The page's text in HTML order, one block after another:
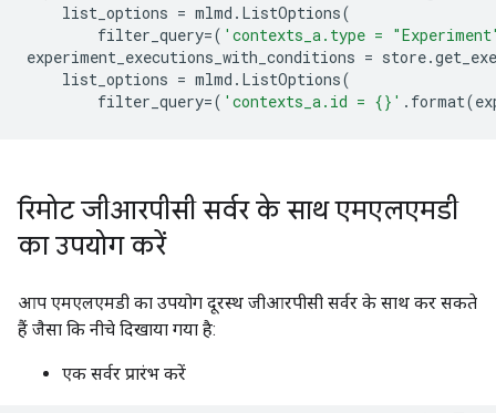
list_options = mlmd . ListOptions(
filter_query=( 'contexts_a.type =
experiment_executions_with_conditions = store.
list_options = mlmd . ListOptions(
filter_query=( 'contexts_a.id = {} ' . format(
रिमोट जीआरपीसी सर्वर के साथ एमएलएमडी
का उपयोग करें
आप एमएलएमडी का उपयोग दूरस्थ जीआरपीसी सर्वर के साथ कर सकते
हैं जैसा कि नीचे दिखाया गया है:
एक सर्वर प्रारंभ करें